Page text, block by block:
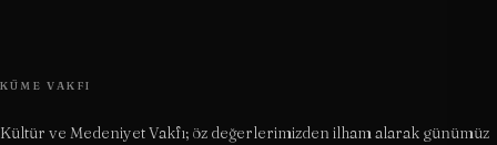
KÜME VAKFI
Kültür ve Medeniyet Vakfı; öz değerlerimizden ilham alarak günümüz